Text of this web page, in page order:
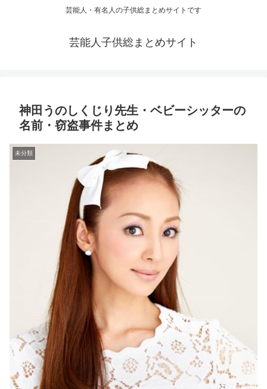
芸能人・有名人の子供総まとめサイトです
芸能人子供総まとめサイト
神田うのしくじり先生・ベビーシッターの
名前・窃盗事件まとめ
未分類